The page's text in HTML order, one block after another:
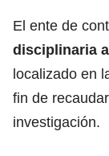
El ente de
disciplinaria
localizado en
fin de
investigación.